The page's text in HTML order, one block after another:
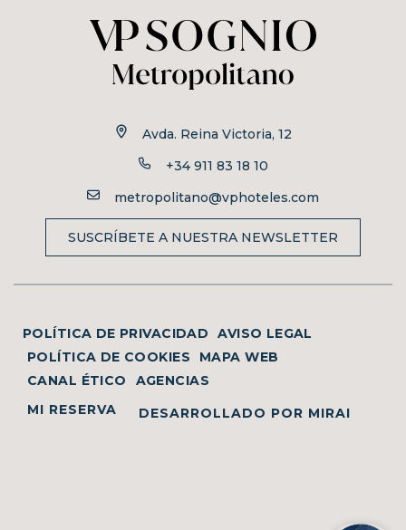
Avda. Reina Victoria, 12
+34 911 83 18 10
metropolitano@vphoteles.com
SUSCRÍBETE A NUESTRA NEWSLETTER
POLÍTICA DE PRIVACIDAD
AVISO LEGAL
POLÍTICA DE COOKIES
MAPA WEB
CANAL ÉTICO
AGENCIAS
MI RESERVA
DESARROLLADO POR MIRAI